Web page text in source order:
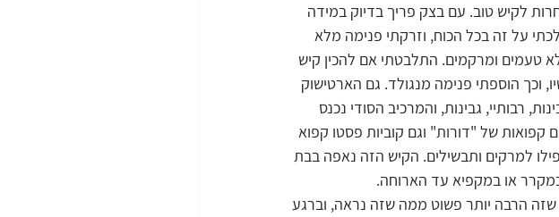
גלידות וקפואים
יום העצמאות שבועות
לקיש טוב. עם בצק פריך בדיוק במידה
על זה בכל הכוח, וזרקתי פנימה מלא
טעמים ומרקמים. התלבטתי אם להכין קיש
וכך הוספתי פנימה מנגולד. גם הארטישוק
רבותיי, גבינות, והמרכיב הסודי נכנס
קפואות של "דורות" וגם קוביות פסטו קפוא
למרקים ותבשילים. הקיש הזה נאפה בבת
או במקפיא עד הארוחה.
שזה הרבה יותר פשוט ממה שזה נראה, וברגע